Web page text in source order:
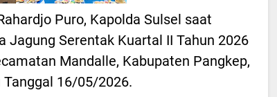
Puro, Kapolda Sulsel saat
Jagung Serentak Kuartal II Tahun 2026
Mandalle, Kabupaten Pangkep,
Tanggal 16/05/2026.